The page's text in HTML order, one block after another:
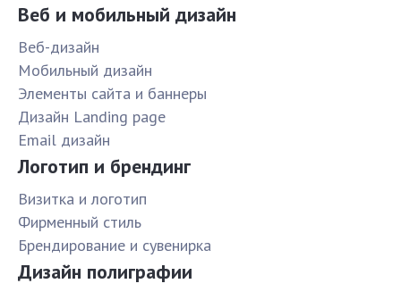
Веб и мобильный дизайн
Веб-дизайн
Мобильный дизайн
Элементы сайта и баннеры
Дизайн Landing page
Email дизайн
Логотип и брендинг
Визитка и логотип
Фирменный стиль
Брендирование и сувенирка
Дизайн полиграфии